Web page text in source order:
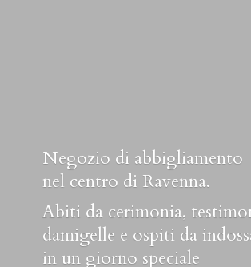
Negozio di abbigliamento
nel centro di Ravenna.
Abiti da cerimonia,
damigelle e ospiti da
in un giorno speciale